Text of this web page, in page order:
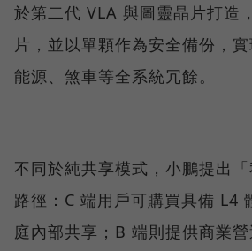
於第二代 VLA 與圖靈晶片打造
片，並以單顆作為安全備份，實
能源、煞車等全系統冗餘。
不同於純共享模式，小鵬提出
路徑：C 端用戶可購買具備 L4
庭內部共享；B 端則提供商業